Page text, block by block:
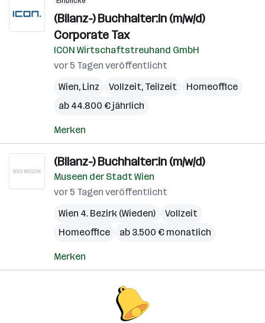
(Bilanz-) Buchhalter:in (m/w/d)
Corporate Tax
ICON Wirtschaftstreuhand GmbH
vor 5 Tagen veröffentlicht
Wien, Linz Vollzeit, Teilzeit
Homeoffice
ab 44.800 € jährlich
Merken
(Bilanz-) Buchhalter:in (m/w/d)
Museen der Stadt Wien
vor 5 Tagen veröffentlicht
Wien 4. Bezirk (Wieden)
Vollzeit
Homeoffice
ab 3.500 € monatlich
Merken